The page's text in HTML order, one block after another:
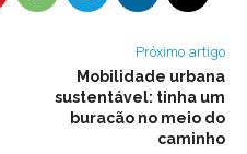
Próximo artigo
Mobilidade urbana
sustentável: tinha um
buracão no meio do
caminho